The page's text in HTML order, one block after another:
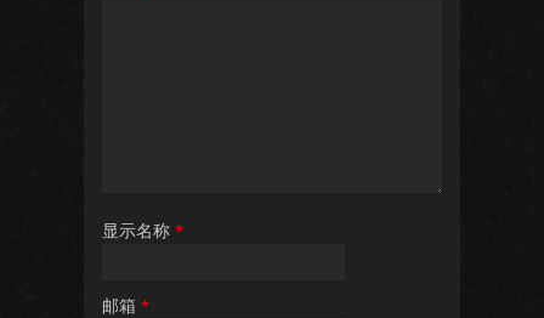
显示名称 *
邮箱 *